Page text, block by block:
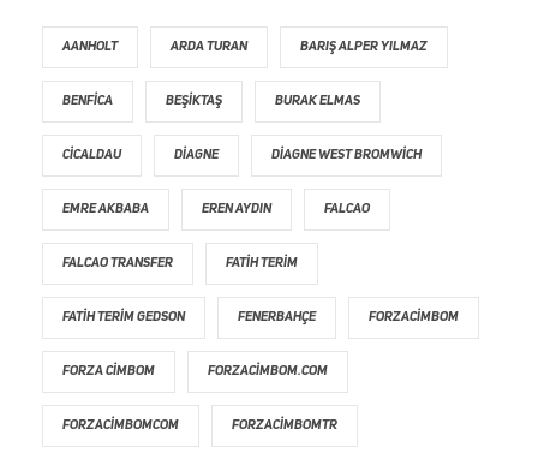
AANHOLT ARDA TURAN BARIŞ ALPER YILMAZ
BENFICA BEŞIKTAŞ BURAK ELMAS
CICALDAU DIAGNE DIAGNE WEST BROMWICH
EMRE AKBABA EREN AYDIN FALCAO
FALCAO TRANSFER FATIH TERIM
FATIH TERIM GEDSON FENERBAHÇE FORZACIMBOM
FORZA CIMBOM FORZACIMBOM.COM
FORZACIMBOMCOM FORZACIMBOMTR